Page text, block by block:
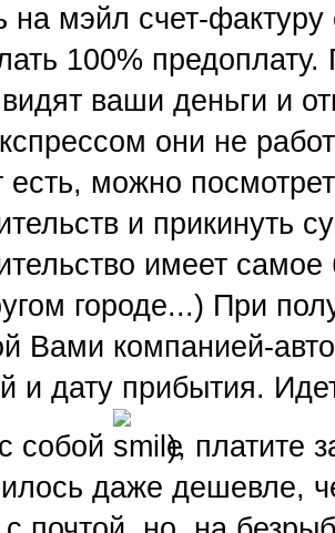
на мэйл счет-
100%
ваши деньги и
они не
есть, можно
и прикинуть
имеет
городе...) При
Вами компанией-
и дату прибытия.
собой
), платите
даже дешевле,